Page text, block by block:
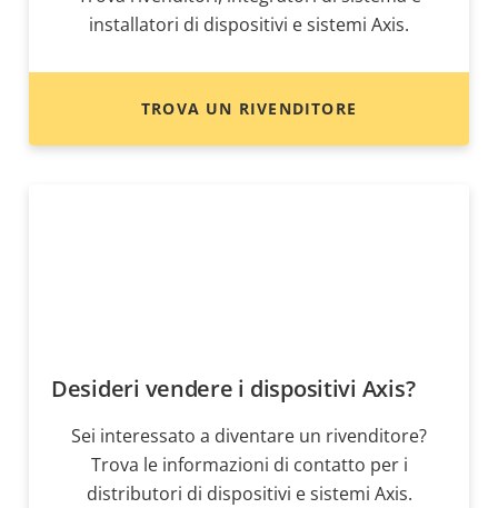
installatori di dispositivi e sistemi Axis.
TROVA UN RIVENDITORE
Desideri vendere i dispositivi Axis?
Sei interessato a diventare un rivenditore?
Trova le informazioni di contatto per i
distributori di dispositivi e sistemi Axis.